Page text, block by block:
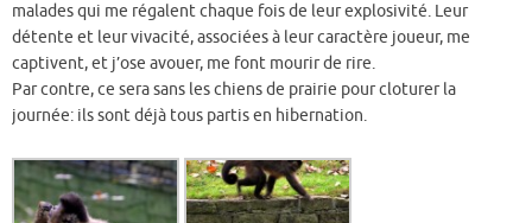
malades qui me régalent chaque fois de leur explosivité. Leur
détente et leur vivacité, associées à leur caractère joueur, me
captivent, et j’ose avouer, me font mourir de rire.
Par contre, ce sera sans les chiens de prairie pour cloturer la
journée: ils sont déjà tous partis en hibernation.